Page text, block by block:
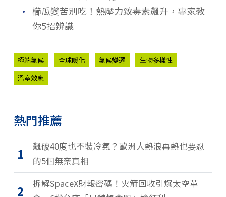
． 櫛瓜變苦別吃！熱壓力致毒素飆升，專家教
你5招辨識
極端氣候 全球暖化 氣候變遷
生物多樣性
溫室效應
熱門推薦
1
飆破40度也不裝冷氣？歐洲人熱浪再熱也要忍
的5個無奈真相
2
拆解SpaceX財報密碼！火箭回收引爆太空革